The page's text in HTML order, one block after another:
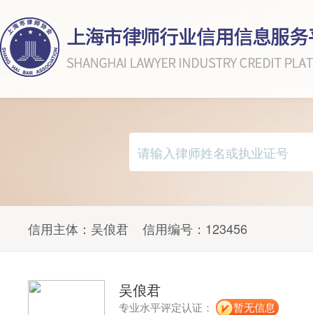
信用主体： 吴俍君 信用编号： 123456
吴俍君
专业水平评定认证：
暂无信息